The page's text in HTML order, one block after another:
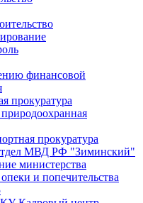
финансовой
прокуратура
прокуратура
МВД РФ "Зиминский"
министерства
и попечительства